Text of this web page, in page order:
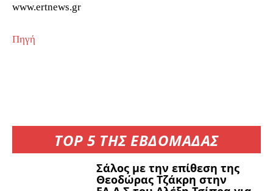
TOP 5 ΤΗΣ ΕΒΔΟΜΑΔΑΣ
Σάλος με την επίθεση της
Θεοδώρας Τζάκρη στην
www.ertnews.gr
Πηγή